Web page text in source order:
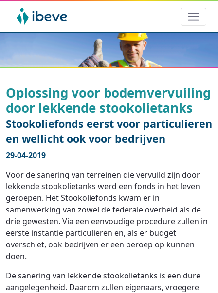
Oplossing voor bodemvervuiling
door lekkende stookolietanks
Stookoliefonds eerst voor particulieren
en wellicht ook voor bedrijven
29-04-2019
Voor de sanering van terreinen die vervuild zijn door
lekkende stookolietanks werd een fonds in het leven
geroepen. Het Stookoliefonds kwam er in
samenwerking van zowel de federale overheid als de
drie gewesten. Via een eenvoudige procedure zullen in
eerste instantie particulieren en, als er budget
overschiet, ook bedrijven er een beroep op kunnen
doen.
De sanering van lekkende stookolietanks is een dure
aangelegenheid. Daarom zullen eigenaars, vroegere